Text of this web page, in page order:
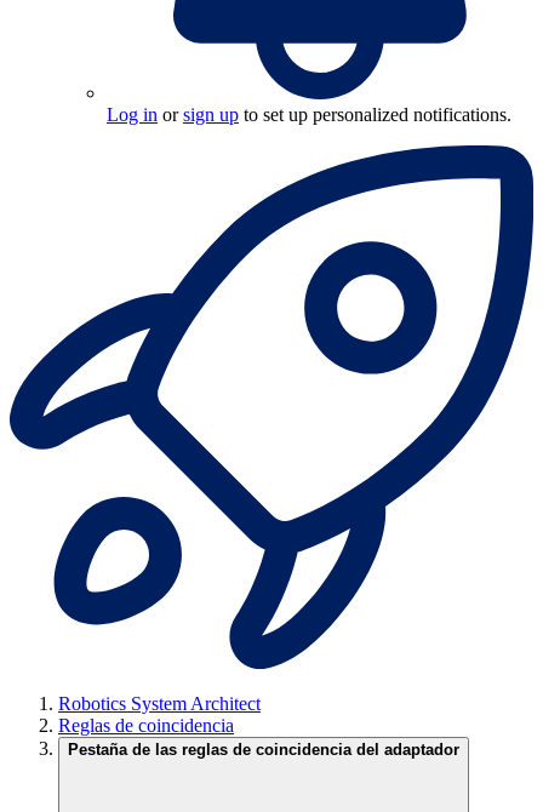
Log in orsign up to set up personalized notifications.
Robotics System Architect
Reglas de coincidencia
Pestaña de las reglas de coincidencia del adaptador